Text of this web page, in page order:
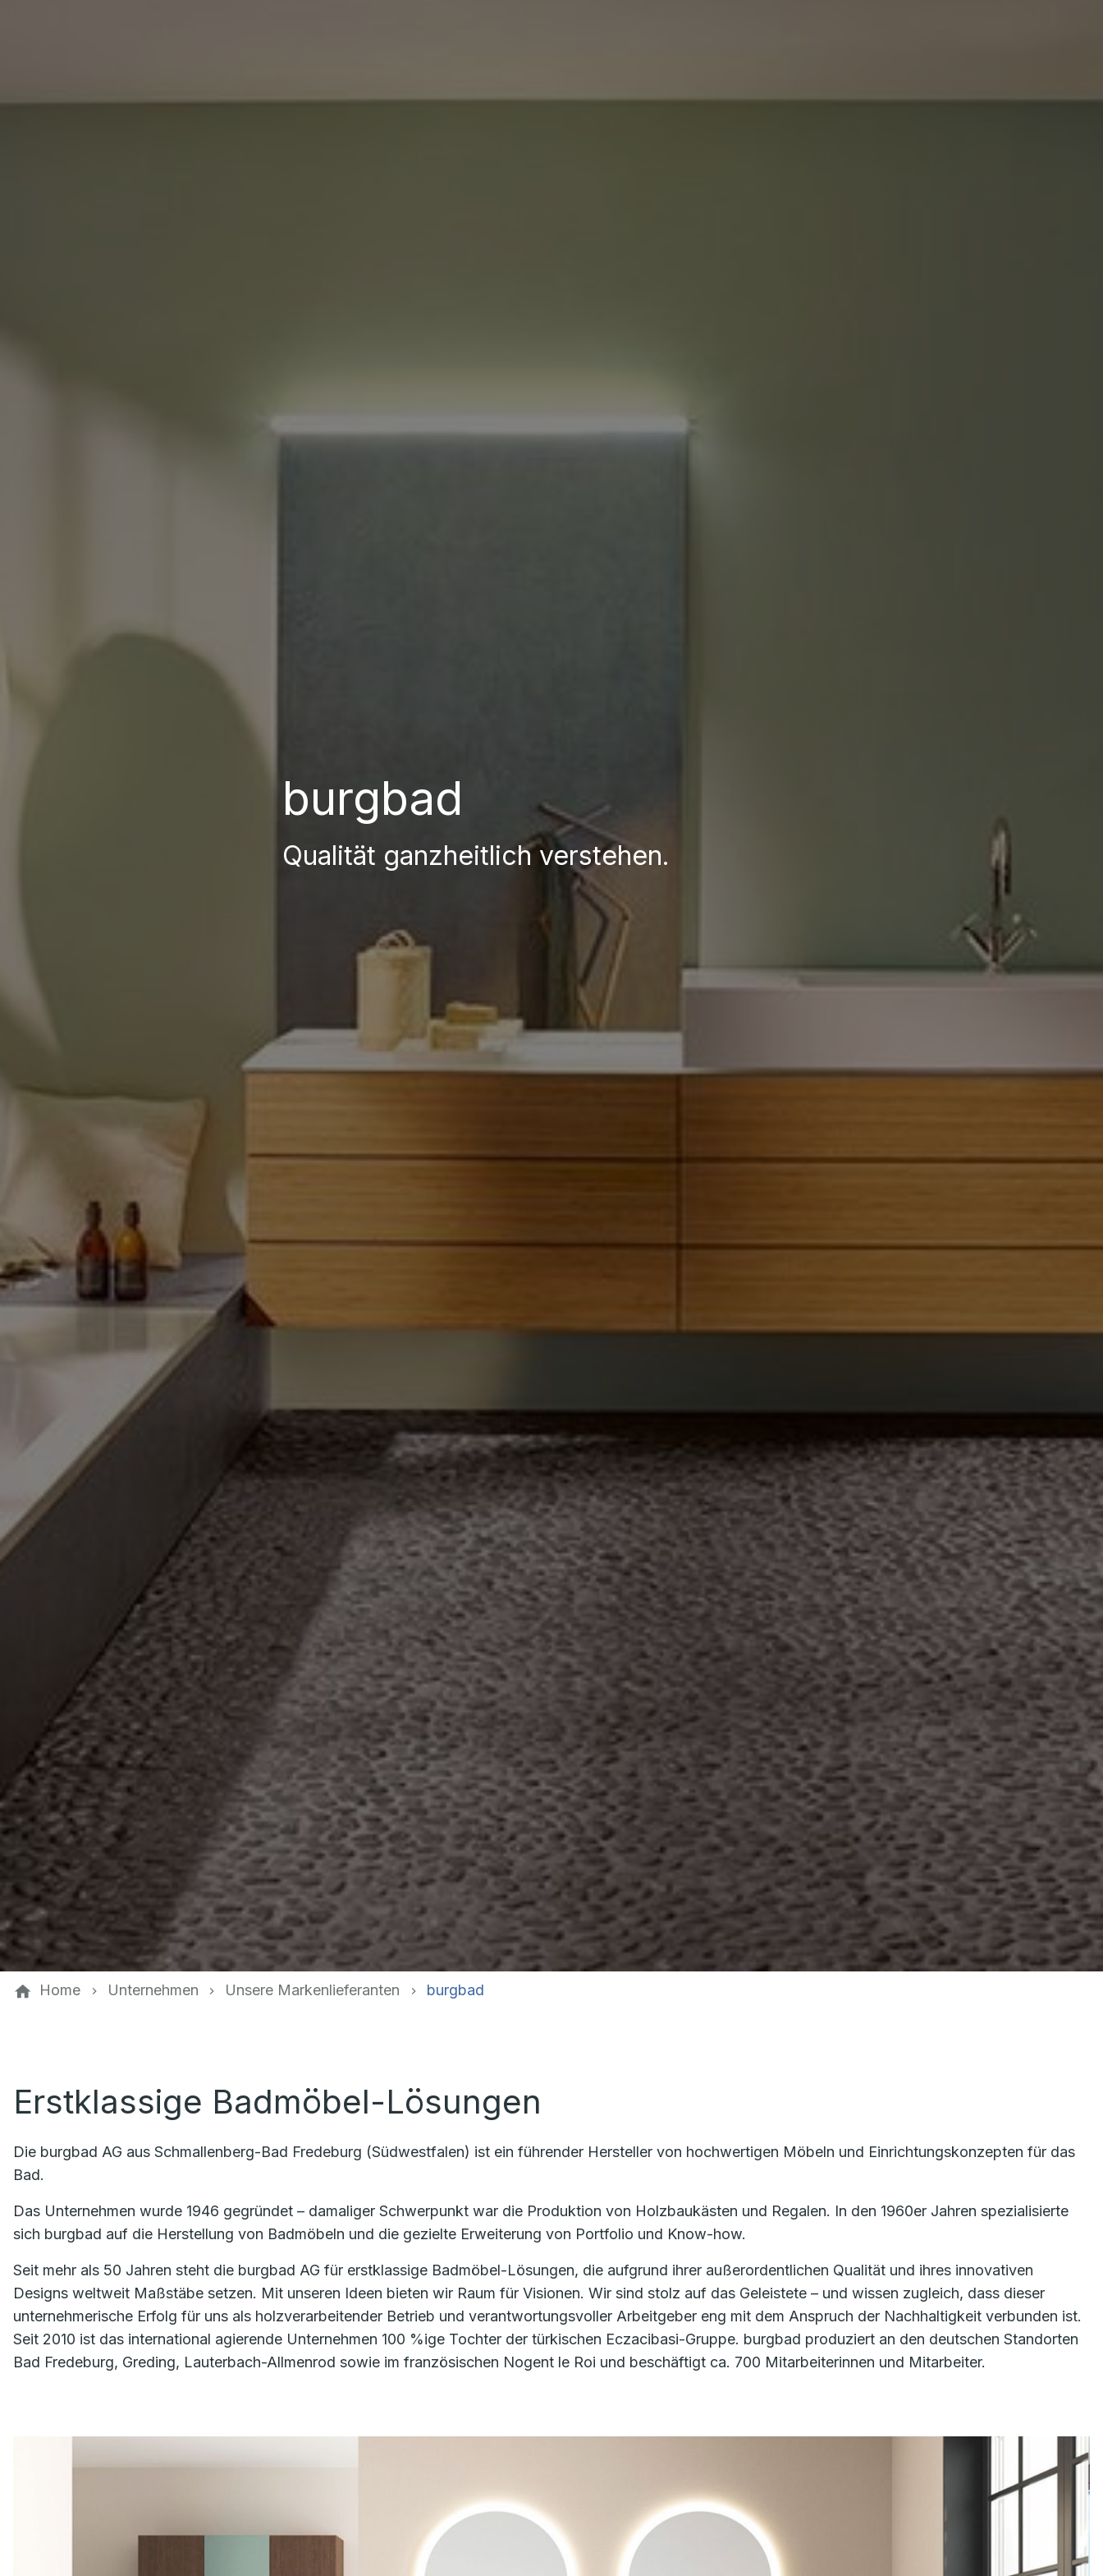
burgbad
Qualität ganzheitlich verstehen.
Home Unternehmen Unsere Markenlieferanten burgbad
Erstklassige Badmöbel-Lösungen
Die burgbad AG aus Schmallenberg-Bad Fredeburg (Südwestfalen) ist ein führender Hersteller von hochwertigen Möbeln und Einrichtungskonzepten für das
Bad.
Das Unternehmen wurde 1946 gegründet – damaliger Schwerpunkt war die Produktion von Holzbaukästen und Regalen. In den 1960er Jahren spezialisierte
sich burgbad auf die Herstellung von Badmöbeln und die gezielte Erweiterung von Portfolio und Know-how.
Seit mehr als 50 Jahren steht die burgbad AG für erstklassige Badmöbel-Lösungen, die aufgrund ihrer außerordentlichen Qualität und ihres innovativen
Designs weltweit Maßstäbe setzen. Mit unseren Ideen bieten wir Raum für Visionen. Wir sind stolz auf das Geleistete – und wissen zugleich, dass dieser
unternehmerische Erfolg für uns als holzverarbeitender Betrieb und verantwortungsvoller Arbeitgeber eng mit dem Anspruch der Nachhaltigkeit verbunden ist.
Seit 2010 ist das international agierende Unternehmen 100 %ige Tochter der türkischen Eczacibasi-Gruppe. burgbad produziert an den deutschen Standorten
Bad Fredeburg, Greding, Lauterbach-Allmenrod sowie im französischen Nogent le Roi und beschäftigt ca. 700 Mitarbeiterinnen und Mitarbeiter.